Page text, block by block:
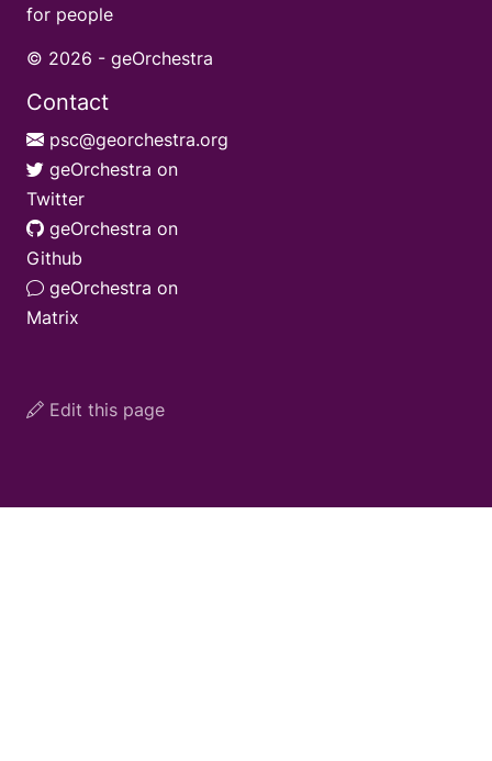
for people
© 2026 - geOrchestra
Contact
psc@georchestra.org
geOrchestra on
Twitter
geOrchestra on
Github
geOrchestra on
Matrix
Edit this page